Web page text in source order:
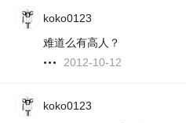
koko0123
难道么有高人？
2012-10-12
koko0123